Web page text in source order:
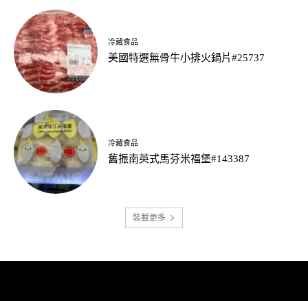
冷藏食品
美國特選無骨牛小排火鍋片#25737
冷藏食品
舊振南英式馬芬米福堡#143387
裝載更多